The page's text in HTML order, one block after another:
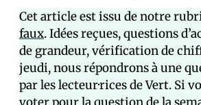
Cet article est issu de notre
faux. Idées reçues, questions
de grandeur, vérification de
jeudi, nous répondrons à une
par les lecteur·rices de Vert. Si